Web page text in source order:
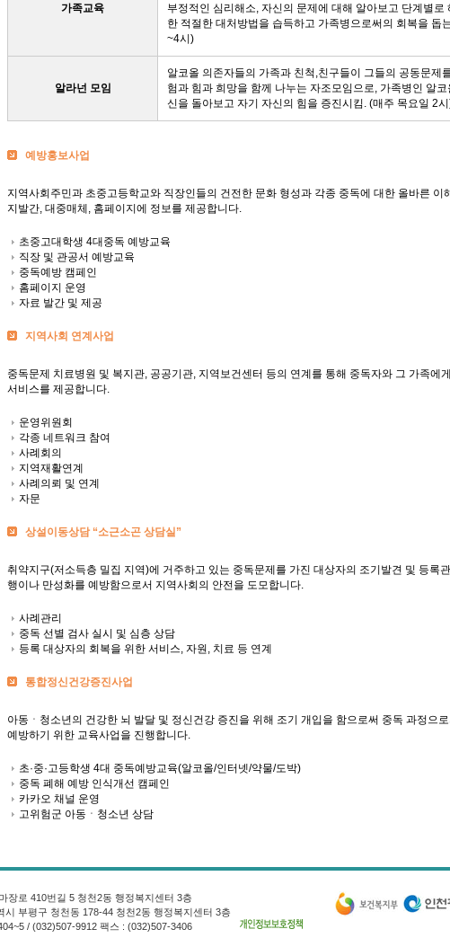
가족교육
부정적인 심리해소, 자신의 문제에 대해 알아보고 단계별로
한 적절한 대처방법을 습득하고 가족병으로써의 회복을 돕
~4시)
알라넌 모임
알코올 의존자들의 가족과 친척,친구들이 그들의 공동문제
험과 힘과 희망을 함께 나누는 자조모임으로, 가족병인 알
신을 돌아보고 자기 자신의 힘을 증진시킴. (매주 목요일 2
예방홍보사업
지역사회주민과 초중고등학교와 직장인들의 건전한 문화 형성과 각종 중독에 대한 올바른 이
지발간, 대중매체, 홈페이지에 정보를 제공합니다.
초중고대학생 4대중독 예방교육
직장 및 관공서 예방교육
중독예방 캠페인
홈페이지 운영
자료 발간 및 제공
지역사회 연계사업
중독문제 치료병원 및 복지관, 공공기관, 지역보건센터 등의 연계를 통해 중독자와 그 가족에
서비스를 제공합니다.
운영위원회
각종 네트워크 참여
사례회의
지역재활연계
사례의뢰 및 연계
자문
상설이동상담 “소근소곤 상담실”
취약지구(저소득층 밀집 지역)에 거주하고 있는 중독문제를 가진 대상자의 조기발견 및 등록
행이나 만성화를 예방함으로서 지역사회의 안전을 도모합니다.
사례관리
중독 선별 검사 실시 및 심층 상담
등록 대상자의 회복을 위한 서비스, 자원, 치료 등 연계
통합정신건강증진사업
아동ㆍ청소년의 건강한 뇌 발달 및 정신건강 증진을 위해 조기 개입을 함으로써 중독 과정으
예방하기 위한 교육사업을 진행합니다.
초·중·고등학생 4대 중독예방교육(알코올/인터넷/약물/도박)
중독 폐해 예방 인식개선 캠페인
카카오 채널 운영
고위험군 아동ㆍ청소년 상담
장로 410번길 5 청천2동 행정복지센터 3층
시 부평구 청천동 178-44 청천2동 행정복지센터 3층
/ (032)507-9912 팩스 : (032)507-3406